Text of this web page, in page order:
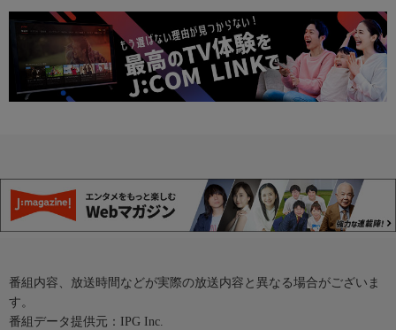
番組内容、放送時間などが実際の放送内容と異なる場合がございま
す。
番組データ提供元：IPG Inc.